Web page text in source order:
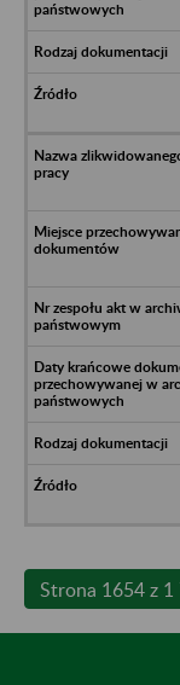
Strona 1654 z 1